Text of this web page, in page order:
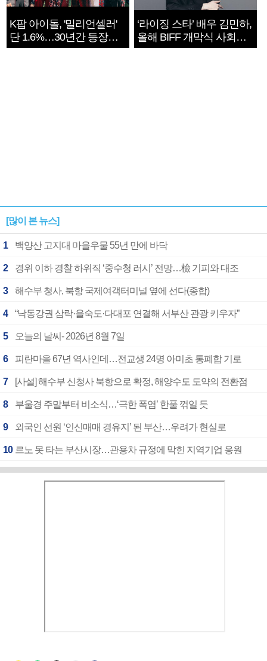
K팝 아이돌, '밀리언셀러'
단 1.6%…30년간 등장
1182개팀 전수조사
‘라이징 스타’ 배우 김민하,
올해 BIFF 개막식 사회자
확정
[많이 본 뉴스]
1 백양산 고지대 마을우물 55년 만에 바닥
2 경위 이하 경찰 하위직 ‘중수청 러시’ 전망…檢 기피와 대조
3 해수부 청사, 북항 국제여객터미널 옆에 선다(종합)
4 “낙동강권 삼락·을숙도·다대포 연결해 서부산 관광 키우자”
5 오늘의 날씨- 2026년 8월 7일
6 피란마을 67년 역사인데…전교생 24명 아미초 통폐합 기로
7 [사설] 해수부 신청사 북항으로 확정, 해양수도 도약의 전환점
8 부울경 주말부터 비소식…‘극한 폭염’ 한풀 꺾일 듯
9 외국인 선원 ‘인신매매 경유지’ 된 부산…우려가 현실로
10 르노 못 타는 부산시장…관용차 규정에 막힌 지역기업 응원